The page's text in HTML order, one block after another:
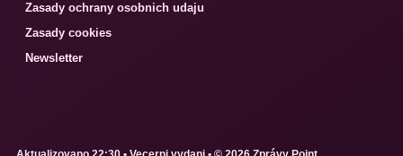
Zasady ochrany osobnich udaju
Zasady cookies
Newsletter